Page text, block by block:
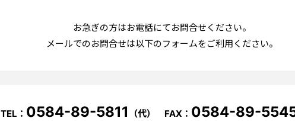
お急ぎの方はお電話にてお問合せください。
メールでのお問合せは以下のフォームをご利用ください。
TEL： 0584-89-5811 （代） FAX： 0584-89-